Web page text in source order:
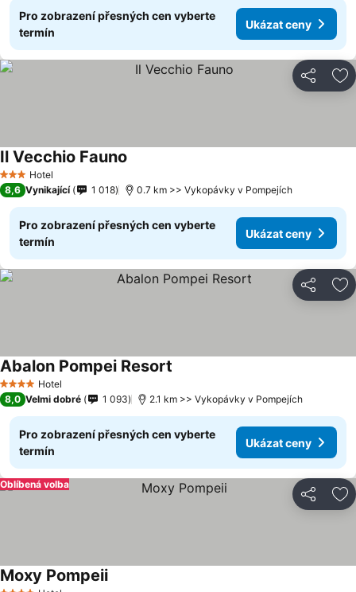
Pro zobrazení přesných cen vyberte
termín
Ukázat ceny
Sdílet
3 Počet hvězdiček
Hotel
Il Vecchio Fauno
8,6 Vynikající 1 018 0.7 km >> Vykopávky v Pompejích
Pro zobrazení přesných cen vyberte
termín
Ukázat ceny
Sdílet
4 Počet hvězdiček
Hotel
Abalon Pompei Resort
8,0 Velmi dobré 1 093 2.1 km >> Vykopávky v Pompejích
Pro zobrazení přesných cen vyberte
termín
Ukázat ceny
Sdílet
Oblíbená volba
Moxy Pompeii